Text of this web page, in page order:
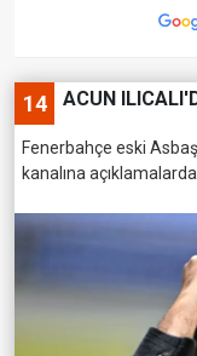
14 ACUN
Fenerbahçe eski
kanalına